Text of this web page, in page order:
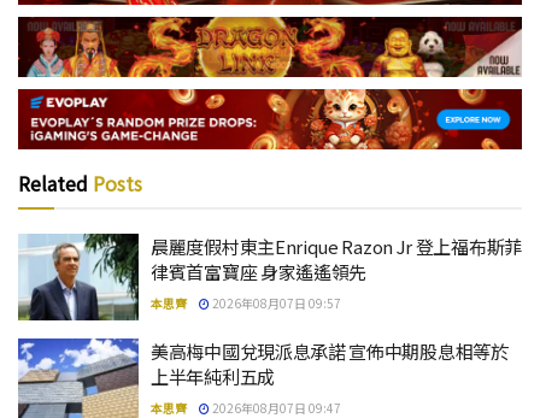
Related Posts
晨麗度假村東主Enrique Razon Jr 登上福布斯菲
律賓首富寶座 身家遙遙領先
本思齊 2026年08月07日 09:57
美高梅中國兌現派息承諾 宣佈中期股息相等於
上半年純利五成
本思齊 2026年08月07日 09:47